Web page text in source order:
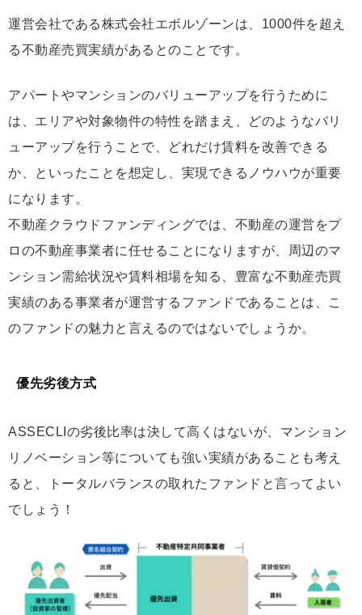
運営会社である株式会社エボルゾーンは、1000件を超え
る不動産売買実績があるとのことです。
アパートやマンションのバリューアップを行うために
は、エリアや対象物件の特性を踏まえ、どのようなバリ
ューアップを行うことで、どれだけ賃料を改善できる
か、といったことを想定し、実現できるノウハウが重要
になります。
不動産クラウドファンディングでは、不動産の運営をプ
ロの不動産事業者に任せることになりますが、周辺のマ
ンション需給状況や賃料相場を知る、豊富な不動産売買
実績のある事業者が運営するファンドであることは、こ
のファンドの魅力と言えるのではないでしょうか。
優先劣後方式
ASSECLIの劣後比率は決して高くはないが、マンション
リノベーション等についても強い実績があることも考え
ると、トータルバランスの取れたファンドと言ってよい
でしょう！